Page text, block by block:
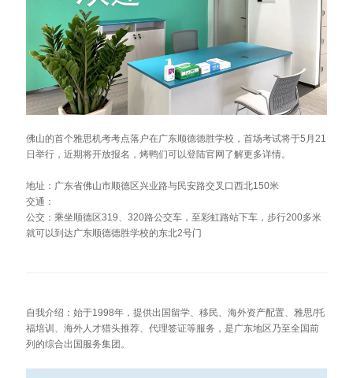
佛山的首个雅思机考考点落户在广东顺德德胜学校，首场考试将于5月21
日举行，近期将开放报名，烤鸭们可以登陆官网了解更多详情。
地址：广东省佛山市顺德区兴业路与民安路交叉口西北150米
交通：
公交：乘坐顺德区319、320路公交车，至彩虹路站下车，步行200多米
就可以到达广东顺德德胜学校的东北2号门
自我介绍：始于1998年，提供出国留学、移民、海外资产配置、雅思/托
福培训、海外人才猎头推荐、代理签证等服务，是广东地区乃至全国前
列的综合出国服务集团。